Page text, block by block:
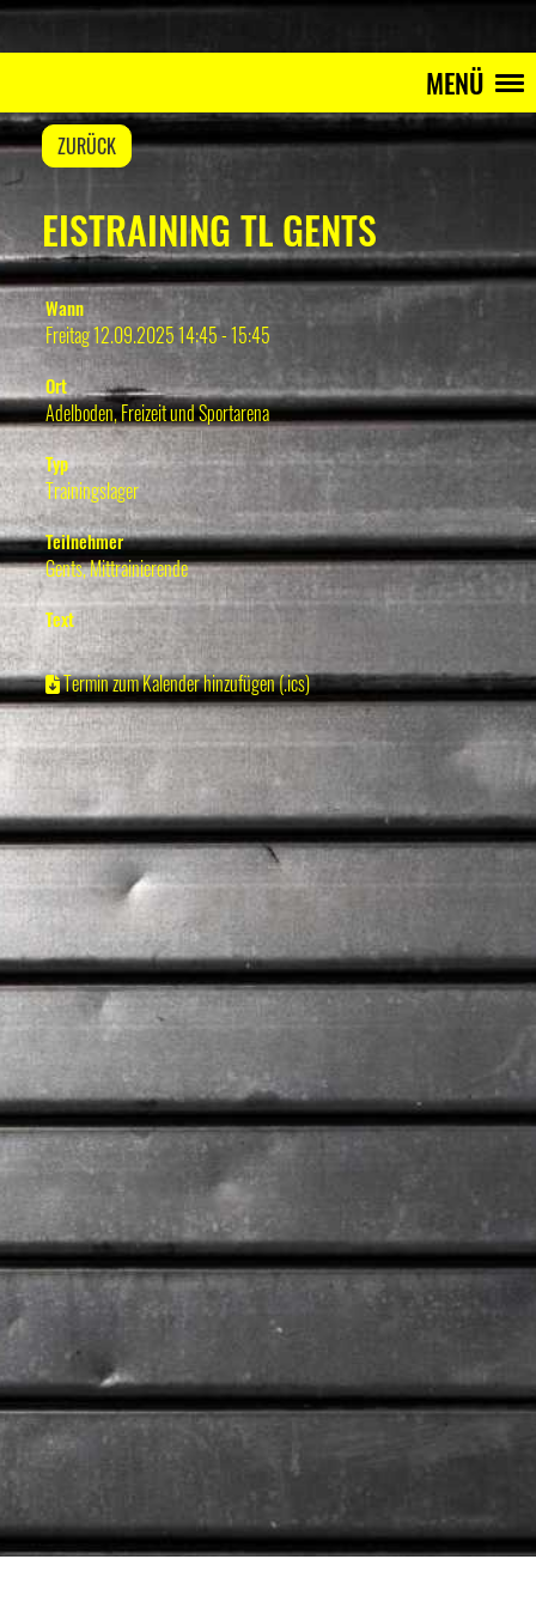
MENÜ
ZURÜCK
EISTRAINING TL GENTS
Wann
Freitag 12.09.2025 14:45 - 15:45
Ort
Adelboden, Freizeit und Sportarena
Typ
Trainingslager
Teilnehmer
Gents, Mittrainierende
Text
Termin zum Kalender hinzufügen (.ics)